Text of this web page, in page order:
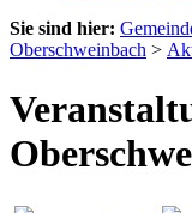
Sie sind hier:
Oberschweinbach >